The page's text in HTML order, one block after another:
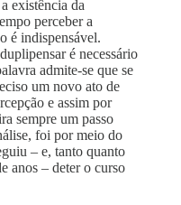
existência da
perceber a
é indispensável.
é necessário
admite-se que se
um novo ato de
e assim por
sempre um passo
foi por meio do
– e, tanto quanto
anos – deter o curso